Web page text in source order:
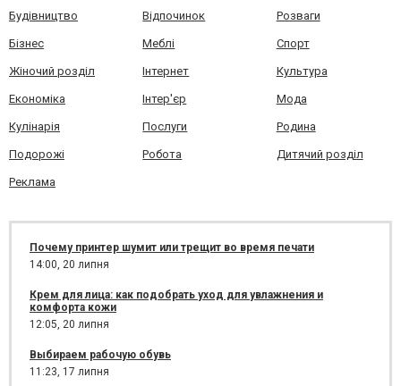
Будівництво Відпочинок Розваги
Бізнес Меблі Спорт
Жіночий розділ Інтернет Культура
Економіка Інтер'єр Мода
Кулінарія Послуги Родина
Подорожі Робота Дитячий розділ
Реклама
Почему принтер шумит или трещит во время печати
14:00, 20 липня
Крем для лица: как подобрать уход для увлажнения и
комфорта кожи
12:05, 20 липня
Выбираем рабочую обувь
11:23, 17 липня